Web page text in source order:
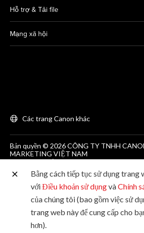
Hỗ trợ & Tải file
Mạng xã hội
Các trang Canon khác
Bản quyền © 2026 CÔNG TY TNHH
MARKETING VIỆT NAM
GCNĐKDN số 0311869297, do SKH&DT
đầu ngày 25/06/2012
Phòng 203, Tầng 2, Tòa nhà Zen Plaza, 54-
Trãi, Quận 1, Thành phố Hồ Chí Minh. Tel:
Bằng cách tiếp tục sử dụng trang
vớiĐiều khoản sử dụngvàChính
của chúng tôi (bao gồm việc sử
trang web này để cung cấp cho
hơn).